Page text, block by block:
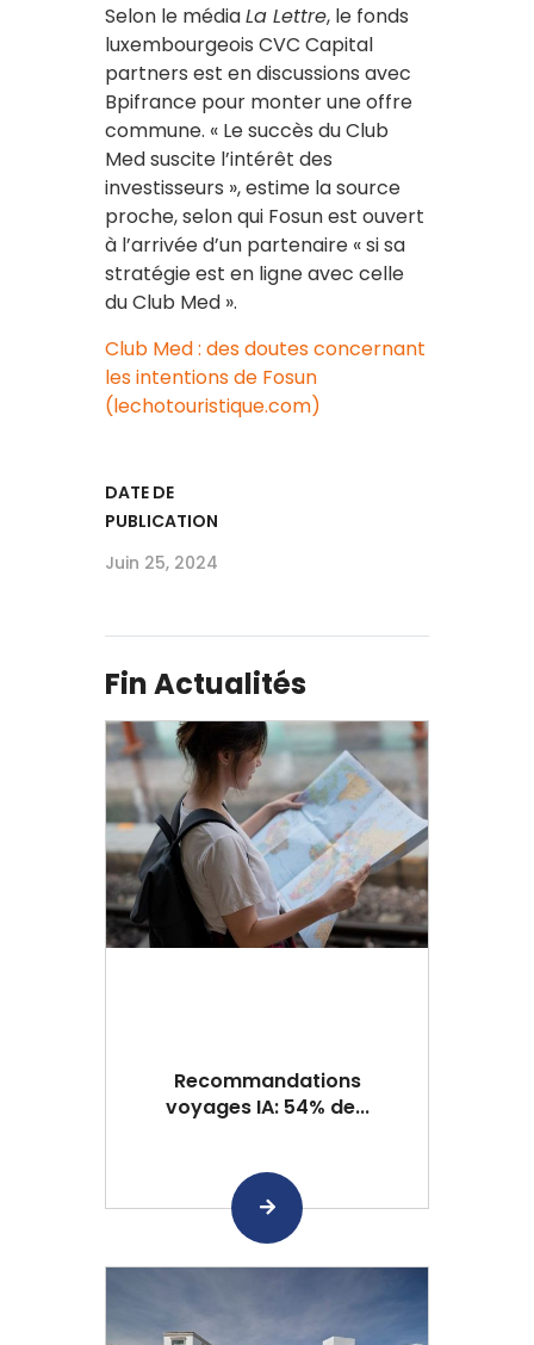
Selon le médiaLa Lettre, le fonds
luxembourgeois CVC Capital
partners est en discussions avec
Bpifrance pour monter une offre
commune. « Le succès du Club
Med suscite l’intérêt des
investisseurs », estime la source
proche, selon qui Fosun est ouvert
à l’arrivée d’un partenaire « si sa
stratégie est en ligne avec celle
du Club Med ».
Club Med : des doutes concernant
les intentions de Fosun
(lechotouristique.com)
DATE DE
PUBLICATION
Juin 25, 2024
Fin Actualités
Recommandations
voyages IA: 54% de...